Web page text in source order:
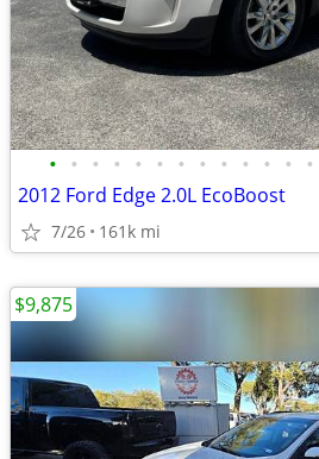
• • • • • • • • • • • • •
2012 Ford Edge 2.0L EcoBoost
7/26 161k mi
$9,875